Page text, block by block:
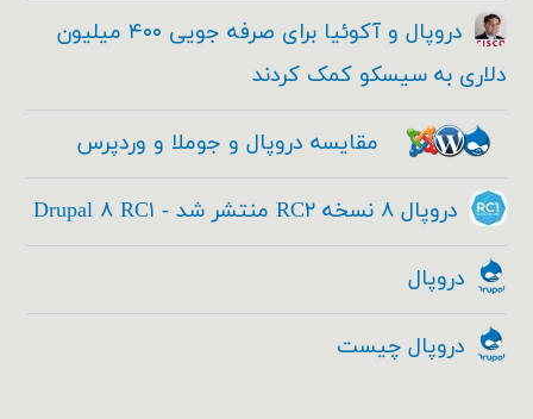
دروپال و آکوئیا برای صرفه جویی ۴۰۰ میلیون
دلاری به سیسکو کمک کردند
مقایسه دروپال و جوملا و وردپرس
دروپال ۸ نسخه RC۲ منتشر شد - Drupal ۸ RC۱
دروپال
دروپال چیست